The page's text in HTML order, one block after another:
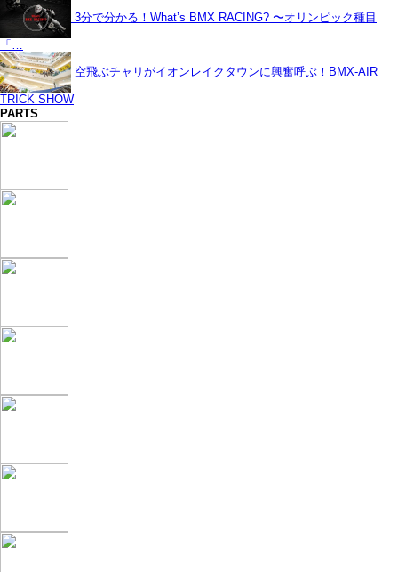
3分で分かる！What’s BMX RACING? 〜オリンピック種目
「…
空飛ぶチャリがイオンレイクタウンに興奮呼ぶ！BMX-AIR
TRICK SHOW
PARTS